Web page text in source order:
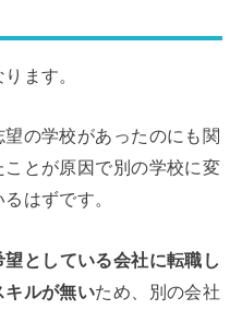
ます。
の学校があったのにも関
とが原因で別の学校に変
はずです。
望としている会社に転職し
キルが無いため、別の会社